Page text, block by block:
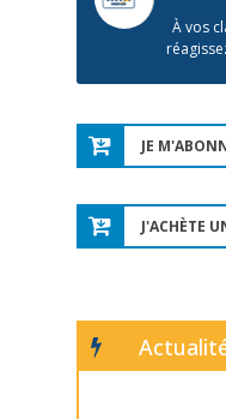
À vos
JE
J'ACHÈTE